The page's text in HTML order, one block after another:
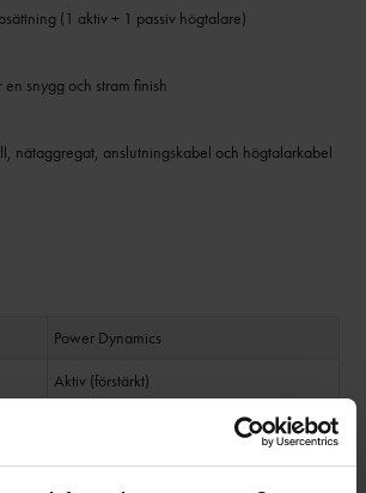
(1 aktiv + 1 passiv högtalare)
snygg och stram finish
nätaggregat, anslutningskabel och högtalarkabel
Power Dynamics
Aktiv (förstärkt)
140W